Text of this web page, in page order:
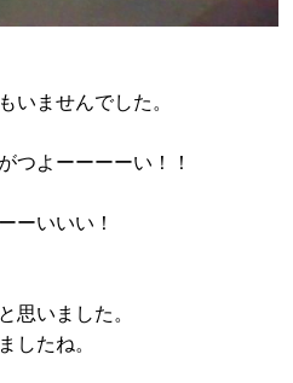
いませんでした。
つよーーーーい！！
ーいいい！
思いました。
したね。